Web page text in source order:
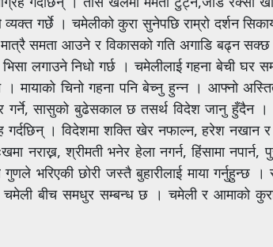
व्यक्त गर्छे । चमेलीको कुरा सुनेपछि राम्रो दर्शन
मात्रै समता आउने र विकासको गति अगाडि बढ्न
लगाउने निधो गर्छ । चमेलीलाई गहना बेची घर
मायाको चिनो गहना पनि बेच्नु हुन्न । आफ्नो
गर्ने, सासुको बुढेसकाल छ तसर्थ विदेश जानु हुँदैन
। विदेशमा शक्ति खेर नफाल्न, हरेश नखान र
नराख्न, श्रीमती भनेर हेला नगर्न, हिंसामा नपार्न,
भरिएकी छोरी जस्तै बुहारीलाई माया गर्नुहुन्छ
बीच समधुर सम्बन्ध छ । चमेली र आमाको